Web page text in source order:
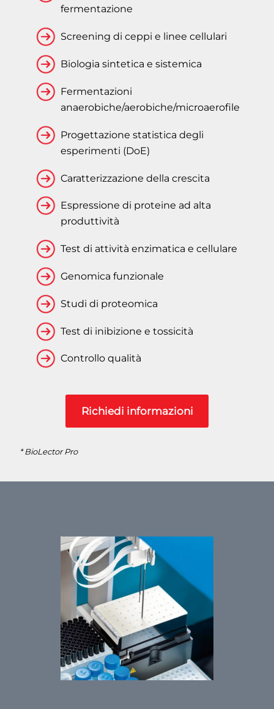
fermentazione
Screening di ceppi e linee cellulari
Biologia sintetica e sistemica
Fermentazioni
anaerobiche/aerobiche/microaerofile
Progettazione statistica degli
esperimenti (DoE)
Caratterizzazione della crescita
Espressione di proteine ad alta
produttività
Test di attività enzimatica e cellulare
Genomica funzionale
Studi di proteomica
Test di inibizione e tossicità
Controllo qualità
Richiedi informazioni
* BioLector Pro